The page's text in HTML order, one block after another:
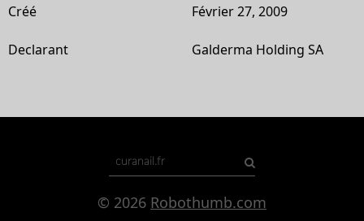
Créé Février 27, 2009
Declarant Galderma Holding SA
© 2026 Robothumb.com